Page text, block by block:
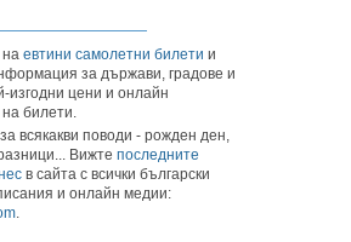
на евтини самолетни билети и
за държави, градове и
изгодни цени и онлайн
билети.
за всякакви поводи - рожден ден,
Вижте последните
в сайта с всички български
и онлайн медии:
.